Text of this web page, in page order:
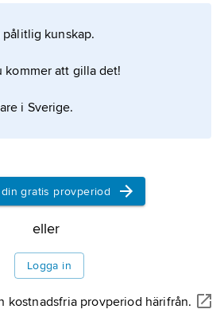
om artikeln
kunskap.
kommer att gilla det!
i Sverige.
din gratis provperiod
eller
Logga in
kostnadsfria provperiod härifrån.